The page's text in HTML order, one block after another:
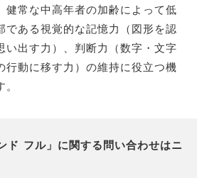
健常な中高年者の加齢によって低
である視覚的な記憶力（図形を認
い出す力）、判断力（数字・文字
行動に移す力）の維持に役立つ機
ド フル」に関する問い合わせはニ